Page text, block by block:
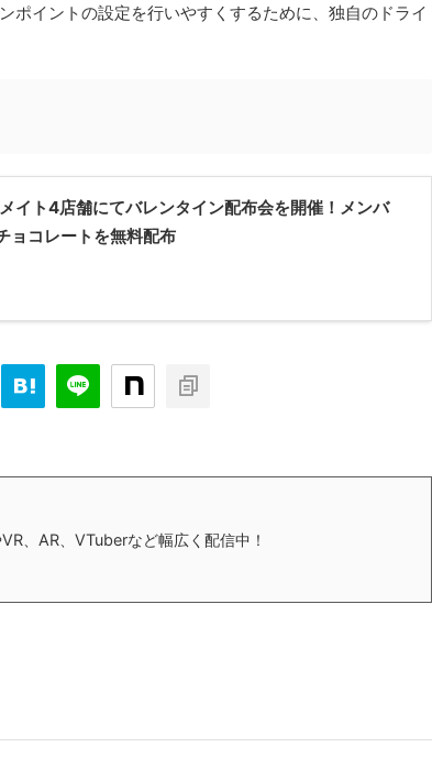
ポイントの設定を行いやすくするために、独自のドライ
イト4店舗にてバレンタイン配布会を開催！メンバ
ョコレートを無料配布
、AR、VTuberなど幅広く配信中！